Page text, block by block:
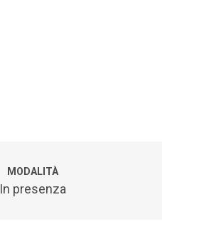
MODALITÀ
In presenza